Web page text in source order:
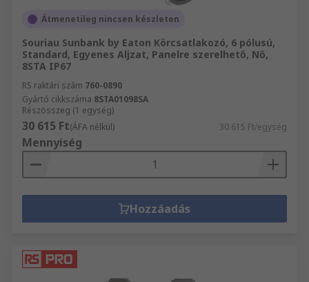
Átmenetileg nincsen készleten
Souriau Sunbank by Eaton Körcsatlakozó, 6 pólusú,
Standard, Egyenes Aljzat, Panelre szerelhető, Nő,
8STA IP67
RS raktári szám 760-0890
Gyártó cikkszáma 8STA01098SA
Részösszeg (1 egység)
30 615 Ft(ÁFA nélkül) 30 615 Ft/egység
Mennyiség
Hozzáadás